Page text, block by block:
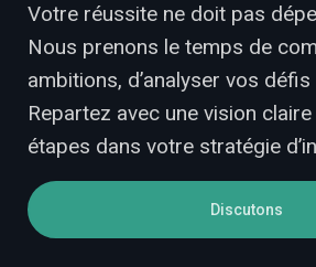
Votre réussite ne doit pas
Nous prenons le temps de
ambitions, d’analyser vos
Repartez avec une vision
étapes dans votre stratégie
Discutons